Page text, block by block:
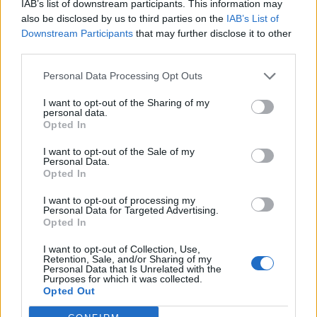
IAB’s list of downstream participants. This information may
also be disclosed by us to third parties on the IAB’s List of
Downstream Participants that may further disclose it to other
Personal Data Processing Opt Outs
I want to opt-out of the Sharing of my
personal data.
Opted In
I want to opt-out of the Sale of my
Personal Data.
Opted In
I want to opt-out of processing my
Personal Data for Targeted Advertising.
Opted In
I want to opt-out of Collection, Use,
Retention, Sale, and/or Sharing of my
Personal Data that Is Unrelated with the
Purposes for which it was collected.
Opted Out
Изкуствен интелект за първи път
създаде нови жизнеспособни вируси
07.08.2026 / 15:30
Астронавти на NASA излязоха в